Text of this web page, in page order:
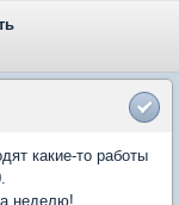
какие-то работы
неделю!